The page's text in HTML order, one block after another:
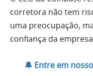
corretora não tem
uma preocupação,
confiança da
🔔 Entre em